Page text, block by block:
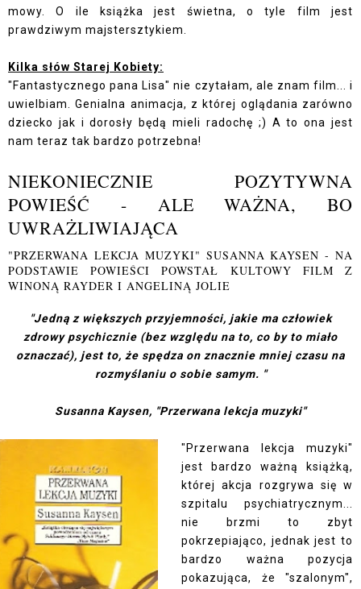
mowy. O ile książka jest świetna, o tyle film jest
prawdziwym majstersztykiem.
Kilka słów Starej Kobiety:
"Fantastycznego pana Lisa" nie czytałam, ale znam film... i
uwielbiam. Genialna animacja, z której oglądania zarówno
dziecko jak i dorosły będą mieli radochę ;) A to ona jest
nam teraz tak bardzo potrzebna!
NIEKONIECZNIE POZYTYWNA
POWIEŚĆ - ALE WAŻNA, BO
UWRAŻLIWIAJĄCA
"PRZERWANA LEKCJA MUZYKI" SUSANNA KAYSEN - NA
PODSTAWIE POWIEŚCI POWSTAŁ KULTOWY FILM Z
WINONĄ RAYDER I ANGELINĄ JOLIE
"Jedną z większych przyjemności, jakie ma człowiek
zdrowy psychicznie (bez względu na to, co by to miało
oznaczać), jest to, że spędza on znacznie mniej czasu na
rozmyślaniu o sobie samym. "
Susanna Kaysen, "Przerwana lekcja muzyki"
"Przerwana lekcja muzyki"
jest bardzo ważną książką,
której akcja rozgrywa się w
szpitalu psychiatrycznym...
nie brzmi to zbyt
pokrzepiająco, jednak jest to
bardzo ważna pozycja
pokazująca, że "szalonym",